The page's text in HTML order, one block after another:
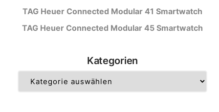
TAG Heuer Connected Modular 41 Smartwatch
TAG Heuer Connected Modular 45 Smartwatch
Kategorien